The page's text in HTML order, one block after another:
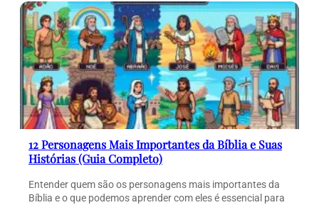
12 Personagens Mais Importantes da Bíblia e Suas
Histórias (Guia Completo)
Entender quem são os personagens mais importantes da
Bíblia e o que podemos aprender com eles é essencial para